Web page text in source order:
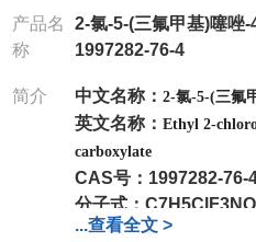
产品名
称
2-氯-5-(三氟甲基)噻唑-
1997282-76-4
简介 中文名称： 2-氯-5-(三氟
英文名称： Ethyl 2-
carboxylate
CAS号： 1997282-76-
分子式：
分子量：259.63
...查看全文 >